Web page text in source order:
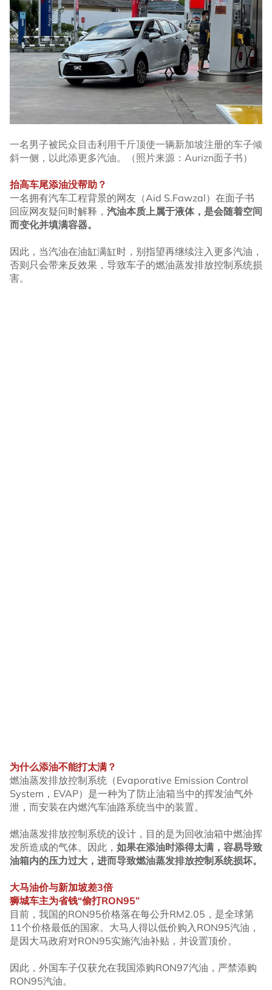
一名男子被民众目击利用千斤顶使一辆新加坡注册的车子倾
斜一侧，以此添更多汽油。（照片来源：Aurizn面子书）
抬高车尾添油没帮助？
一名拥有汽车工程背景的网友（Aid S.Fawzal）在面子书
回应网友疑问时解释， 汽油本质上属于液体，是会随着空间
而变化并填满容器。
因此，当汽油在油缸满缸时，别指望再继续注入更多汽油，
否则只会带来反效果，导致车子的燃油蒸发排放控制系统损
害。
为什么添油不能打太满？
燃油蒸发排放控制系统（Evaporative Emission Control
System，EVAP）是一种为了防止油箱当中的挥发油气外
泄，而安装在内燃汽车油路系统当中的装置。
燃油蒸发排放控制系统的设计，目的是为回收油箱中燃油挥
发所造成的气体。因此， 如果在添油时添得太满，容易导致
油箱内的压力过大，进而导致燃油蒸发排放控制系统损坏。
大马油价与新加坡差3倍
狮城车主为省钱“偷打RON95”
目前，我国的RON95价格落在每公升RM2.05，是全球第
11个价格最低的国家。大马人得以低价购入RON95汽油，
是因大马政府对RON95实施汽油补贴，并设置顶价。
因此，外国车子仅获允在我国添购RON97汽油，严禁添购
RON95汽油。